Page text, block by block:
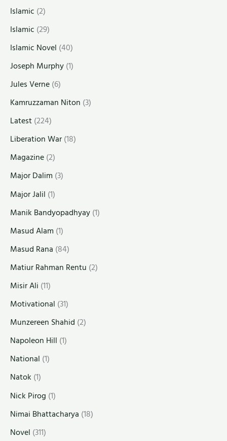
Islamic (2)
Islamic (29)
Islamic Novel (40)
Joseph Murphy(1)
Jules Verne(6)
Kamruzzaman Niton (3)
Latest(224)
Liberation War(18)
Magazine(2)
Major Dalim (3)
Major Jalil (1)
Manik Bandyopadhyay(1)
Masud Alam (1)
Masud Rana (84)
Matiur Rahman Rentu (2)
Misir Ali (11)
Motivational (31)
Munzereen Shahid (2)
Napoleon Hill (1)
National (1)
Natok (1)
Nick Pirog (1)
Nimai Bhattacharya (18)
Novel (311)